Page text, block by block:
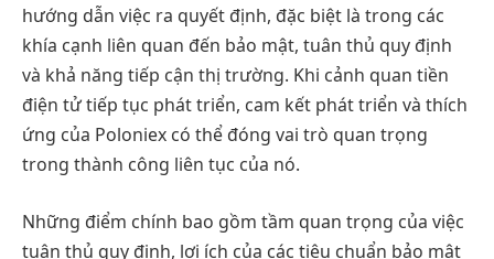
hướng dẫn việc ra quyết định, đặc biệt là trong các
khía cạnh liên quan đến bảo mật, tuân thủ quy định
và khả năng tiếp cận thị trường. Khi cảnh quan tiền
điện tử tiếp tục phát triển, cam kết phát triển và thích
ứng của Poloniex có thể đóng vai trò quan trọng
trong thành công liên tục của nó.
Những điểm chính bao gồm tầm quan trọng của việc
tuân thủ quy định, lợi ích của các tiêu chuẩn bảo mật